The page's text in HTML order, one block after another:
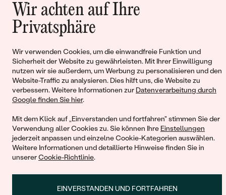
Wir achten auf Ihre
Privatsphäre
Wir verwenden Cookies, um die einwandfreie Funktion und
Sicherheit der Website zu gewährleisten. Mit Ihrer Einwilligung
nutzen wir sie außerdem, um Werbung zu personalisieren und den
Website-Traffic zu analysieren. Dies hilft uns, die Website zu
verbessern. Weitere Informationen zur Datenverarbeitung durch
Google finden Sie hier.
Mit dem Klick auf „Einverstanden und fortfahren" stimmen Sie der
Verwendung aller Cookies zu. Sie können Ihre Einstellungen
jederzeit anpassen und einzelne Cookie-Kategorien auswählen.
Weitere Informationen und detaillierte Hinweise finden Sie in
unsererCookie-Richtlinie.
EINVERSTANDEN UND FORTFAHREN
Warenkorb
Sie haben keinen Artikel im Warenkorb
WEITER EINKAUFEN